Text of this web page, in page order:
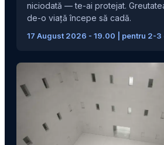
niciodată — te-ai protejat.
de-o viață începe să cadă.
17 August 2026 - 19.00 | pentru 2-3